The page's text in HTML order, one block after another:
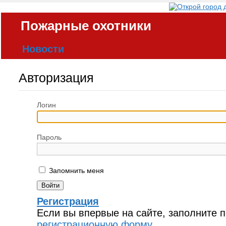
Пожарные охотники
Новости
Статьи
Брандистика
Фотогалереи
Блоги
О проекте
Авторизация
Логин
Пароль
Запомнить меня
Регистрация
Если вы впервые на сайте, заполните